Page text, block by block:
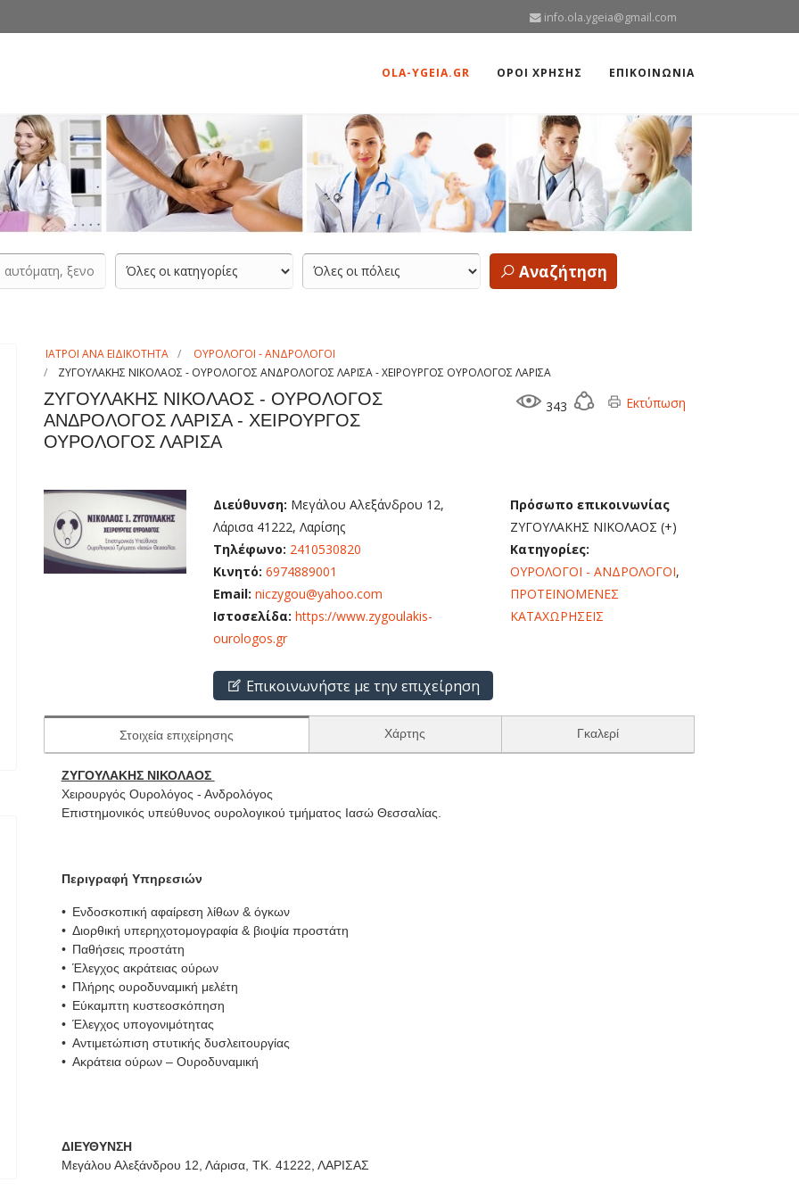
info.ola.ygeia@gmail.com
OLA-YGEIA.GR ΟΡΟΙ ΧΡΗΣΗΣ ΕΠΙΚΟΙΝΩΝΙΑ
Αναζήτηση
ΙΑΤΡΟΙ ΑΝΑ ΕΙΔΙΚΟΤΗΤΑ
ΟΥΡΟΛΟΓΟΙ - ΑΝΔΡΟΛΟΓΟΙ
ΖΥΓΟΥΛΑΚΗΣ ΝΙΚΟΛΑΟΣ - ΟΥΡΟΛΟΓΟΣ ΑΝΔΡΟΛΟΓΟΣ ΛΑΡΙΣΑ - ΧΕΙΡΟΥΡΓΟΣ ΟΥΡΟΛΟΓΟΣ ΛΑΡΙΣΑ
ΖΥΓΟΥΛΑΚΗΣ ΝΙΚΟΛΑΟΣ - ΟΥΡΟΛΟΓΟΣ
ΑΝΔΡΟΛΟΓΟΣ ΛΑΡΙΣΑ - ΧΕΙΡΟΥΡΓΟΣ
ΟΥΡΟΛΟΓΟΣ ΛΑΡΙΣΑ
343 Εκτύπωση
Διεύθυνση: Μεγάλου Αλεξάνδρου 12,
Λάρισα 41222, Λαρίσης
Τηλέφωνο: 2410530820
Κινητό: 6974889001
Email: niczygou@yahoo.com
Ιστοσελίδα: https://www.zygoulakis-
ourologos.gr
Επικοινωνήστε με την επιχείρηση
Πρόσωπο επικοινωνίας
ΖΥΓΟΥΛΑΚΗΣ ΝΙΚΟΛΑΟΣ (+)
Κατηγορίες:
ΟΥΡΟΛΟΓΟΙ - ΑΝΔΡΟΛΟΓΟΙ,
ΠΡΟΤΕΙΝΟΜΕΝΕΣ
ΚΑΤΑΧΩΡΗΣΕΙΣ
Στοιχεία επιχείρησης Χάρτης Γκαλερί
ΖΥΓΟΥΛΑΚΗΣ ΝΙΚΟΛΑΟΣ
Χειρουργός Ουρολόγος - Ανδρολόγος
Επιστημονικός υπεύθυνος ουρολογικού τμήματος Ιασώ Θεσσαλίας.
Περιγραφή Υπηρεσιών
Ενδοσκοπική αφαίρεση λίθων & όγκων
Διορθική υπερηχοτομογραφία & βιοψία προστάτη
Παθήσεις προστάτη
Έλεγχος ακράτειας ούρων
Πλήρης ουροδυναμική μελέτη
Εύκαμπτη κυστεοσκόπηση
Έλεγχος υπογονιμότητας
Αντιμετώπιση στυτικής δυσλειτουργίας
Ακράτεια ούρων – Ουροδυναμική
ΔΙΕΥΘΥΝΣΗ
Μεγάλου Αλεξάνδρου 12, Λάρισα, ΤΚ. 41222, ΛΑΡΙΣΑΣ